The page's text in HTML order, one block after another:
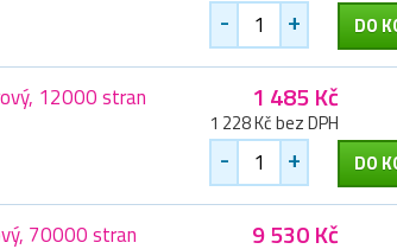
- + DO
12000 stran 1 485 Kč
1 228 Kč bez DPH
- + DO
70000 stran 9 530 Kč